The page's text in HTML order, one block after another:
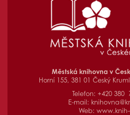
Městská knihovna v
Horní 155, 381 01 Český
Telefon: +420 380
E-mail:
Web: